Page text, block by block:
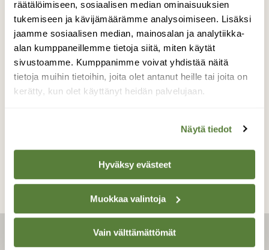
räätälöimiseen, sosiaalisen median ominaisuuksien
tukemiseen ja kävijämäärämme analysoimiseen. Lisäksi
jaamme sosiaalisen median, mainosalan ja analytiikka-
alan kumppaneillemme tietoja siitä, miten käytät
sivustoamme. Kumppanimme voivat yhdistää näitä
tietoja muihin tietoihin, joita olet antanut heille tai joita on
kerätty, kun olet käyttänyt heidän palvelujaan.
Näytä tiedot
Hyväksy evästeet
Muokkaa valintoja
Vain välttämättömät
Mustarastas
Kävi juomassa ja etsii ruokaa (matoja/yäk!).
Valokuvaaja: Reijo Juurinen, Veikkola Kesäkuu
TAKAISIN LISTAAN
LEHTI